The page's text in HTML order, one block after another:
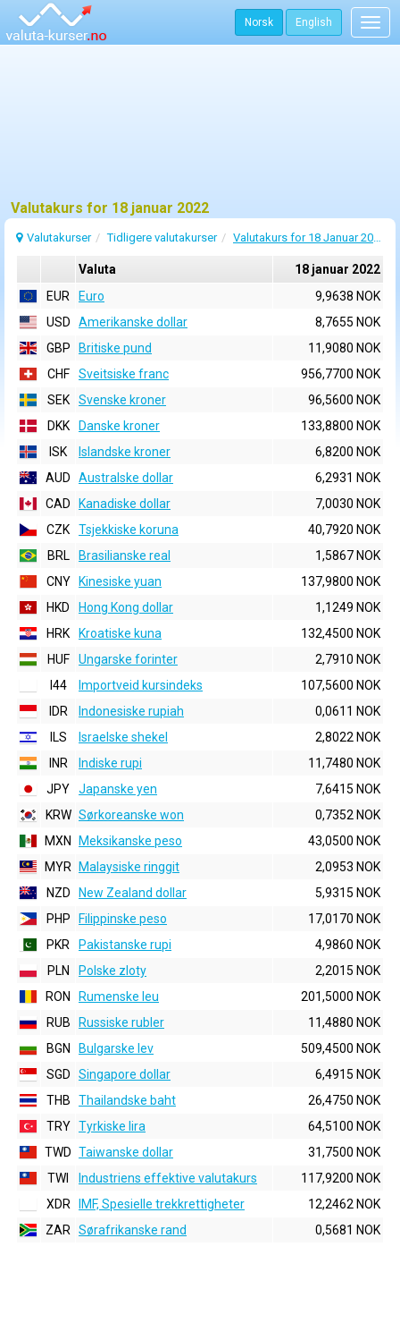
Norsk English
Valutakurs for 18 januar 2022
Valutakurser Tidligere valutakurser Valutakurs for 18 Januar 2022
Valuta
18 januar 2022
EUR
Euro
9,9638 NOK
USD
Amerikanske dollar
8,7655 NOK
GBP
Britiske pund
11,9080 NOK
CHF
Sveitsiske franc
956,7700 NOK
SEK
Svenske kroner
96,5600 NOK
DKK
Danske kroner
133,8800 NOK
ISK
Islandske kroner
6,8200 NOK
AUD
Australske dollar
6,2931 NOK
CAD
Kanadiske dollar
7,0030 NOK
CZK
Tsjekkiske koruna
40,7920 NOK
BRL
Brasilianske real
1,5867 NOK
CNY
Kinesiske yuan
137,9800 NOK
HKD
Hong Kong dollar
1,1249 NOK
HRK
Kroatiske kuna
132,4500 NOK
HUF
Ungarske forinter
2,7910 NOK
I44
Importveid kursindeks
107,5600 NOK
IDR
Indonesiske rupiah
0,0611 NOK
ILS
Israelske shekel
2,8022 NOK
INR
Indiske rupi
11,7480 NOK
JPY
Japanske yen
7,6415 NOK
KRW Sørkoreanske won
0,7352 NOK
MXN
Meksikanske peso
43,0500 NOK
MYR
Malaysiske ringgit
2,0953 NOK
NZD
New Zealand dollar
5,9315 NOK
PHP
Filippinske peso
17,0170 NOK
PKR
Pakistanske rupi
4,9860 NOK
PLN
Polske zloty
2,2015 NOK
RON
Rumenske leu
201,5000 NOK
RUB
Russiske rubler
11,4880 NOK
BGN
Bulgarske lev
509,4500 NOK
SGD
Singapore dollar
6,4915 NOK
THB
Thailandske baht
26,4750 NOK
TRY Tyrkiske lira
64,5100 NOK
TWD Taiwanske dollar
31,7500 NOK
TWI
Industriens effektive valutakurs
117,9200 NOK
XDR
IMF, Spesielle trekkrettigheter
12,2462 NOK
ZAR
Sørafrikanske rand 0,5681 NOK